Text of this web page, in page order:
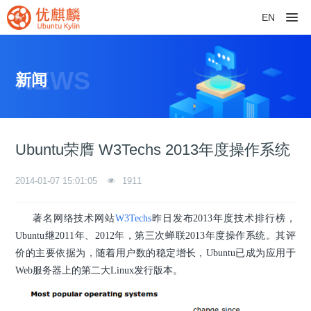
EN
NEWS
新闻
Ubuntu荣膺 W3Techs 2013年度操作系统
2014-01-07 15:01:05 1911
著名网络技术网站W3Techs昨日发布2013年度技术排行榜，
Ubuntu继2011年、2012年，第三次蝉联2013年度操作系统。其评
价的主要依据为，随着用户数的稳定增长，Ubuntu已成为应用于
Web服务器上的第二大Linux发行版本。